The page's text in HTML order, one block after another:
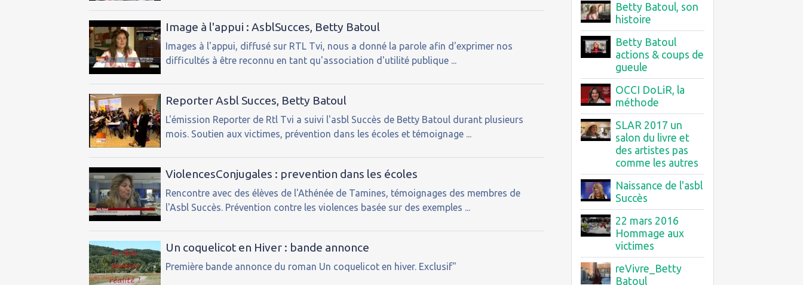
Image à l'appui : AsblSucces, Betty Batoul
Images à l'appui, diffusé sur RTL Tvi, nous a donné la parole afin d'exprimer nos
difficultés à être reconnu en tant qu'association d'utilité publique ...
Reporter Asbl Succes, Betty Batoul
L'émission Reporter de Rtl Tvi a suivi l'asbl Succès de Betty Batoul durant plusieurs
mois. Soutien aux victimes, prévention dans les écoles et témoignage ...
ViolencesConjugales : prevention dans les écoles
Rencontre avec des élèves de l'Athénée de Tamines, témoignages des membres de
l'Asbl Succès. Prévention contre les violences basée sur des exemples ...
Un coquelicot en Hiver : bande annonce
Première bande annonce du roman Un coquelicot en hiver. Exclusif"
Betty Batoul, son
histoire
Betty Batoul
actions & coups de
gueule
OCCI DoLiR, la
méthode
SLAR 2017 un
salon du livre et
des artistes pas
comme les autres
Naissance de l'asbl
Succès
22 mars 2016
Hommage aux
victimes
reVivre_Betty
Batoul